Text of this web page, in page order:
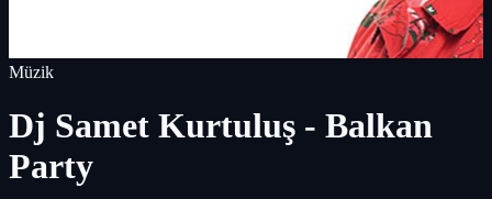
Müzik
Dj Samet Kurtuluş - Balkan
Party